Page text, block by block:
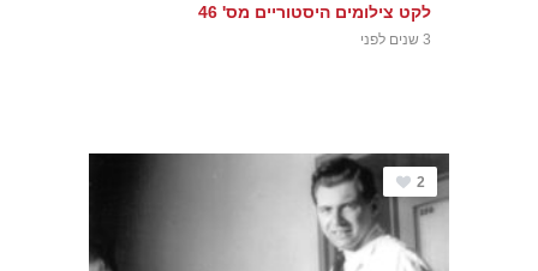
לקט צילומים היסטוריים מס' 46
3 שנים לפני
2